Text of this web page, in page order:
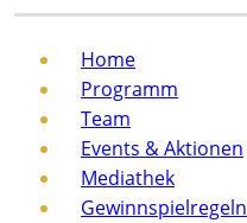
Home
Programm
Team
Events & Aktionen
Mediathek
Gewinnspielregeln